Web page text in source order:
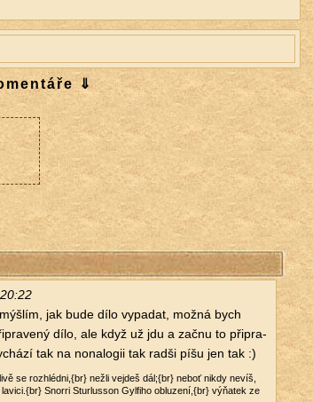
⇓
jak bude dílo vy­pa­dat, možná bych
dílo, ale když už jdu a začnu to při­pra­
tak na no­na­lo­gii tak radši píšu jen tak :)
se roz­hléd­ni,{br} nežli ve­jdeš dál;{br} neboť nikdy nevíš,
Snorri Stur­lus­son Gyl­fi­ho ob­lu­ze­ní,{br} výňatek ze